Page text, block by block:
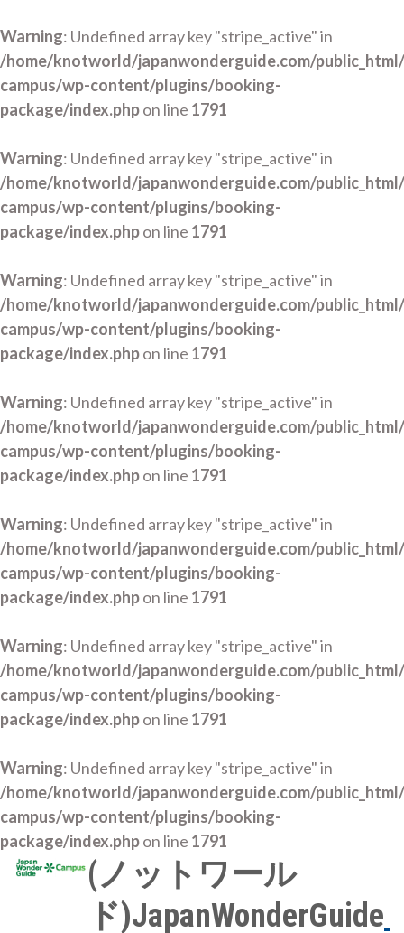
Warning: Undefined array key "stripe_active" in
/home/knotworld/japanwonderguide.com/
campus/wp-content/plugins/booking-
package/index.phpon line 1791
Warning: Undefined array key "stripe_active" in
/home/knotworld/japanwonderguide.com/
campus/wp-content/plugins/booking-
package/index.phpon line 1791
Warning: Undefined array key "stripe_active" in
/home/knotworld/japanwonderguide.com/
campus/wp-content/plugins/booking-
package/index.phpon line 1791
Warning: Undefined array key "stripe_active" in
/home/knotworld/japanwonderguide.com/
campus/wp-content/plugins/booking-
package/index.phpon line 1791
Warning: Undefined array key "stripe_active" in
/home/knotworld/japanwonderguide.com/
campus/wp-content/plugins/booking-
package/index.phpon line 1791
Warning: Undefined array key "stripe_active" in
/home/knotworld/japanwonderguide.com/
campus/wp-content/plugins/booking-
package/index.phpon line 1791
Warning: Undefined array key "stripe_active" in
/home/knotworld/japanwonderguide.com/
campus/wp-content/plugins/booking-
package/index.phpon line 1791
Skip
(ノットワール
ド)JapanWonderGuide